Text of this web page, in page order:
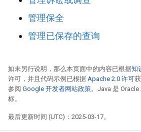
管理保全
管理已保存的查询
如未另行说明，那么本页面中的内容已根据知
许可，并且代码示例已根据 Apache 2.0 许可
参阅 Google 开发者网站政策。Java 是
标。
最后更新时间 (UTC)：2025-03-17。